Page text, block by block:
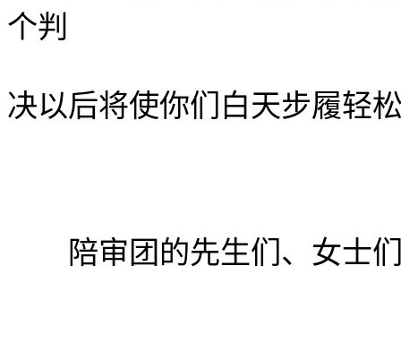
个判
决以后将使你们白天步履轻
陪审团的先生们、女士们